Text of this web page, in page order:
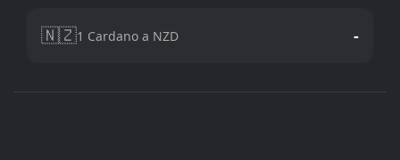
🇳🇿1 Cardano a NZD -